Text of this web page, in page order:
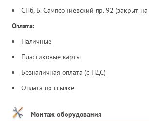
СПб, Б. Сампсониевский пр. 92 (закрыт
Оплата:
Наличные
Пластиковые карты
Безналичная оплата (с НДС)
Оплата по ссылке
Монтаж оборудования